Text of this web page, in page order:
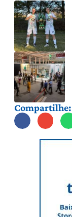
Compartilhe: